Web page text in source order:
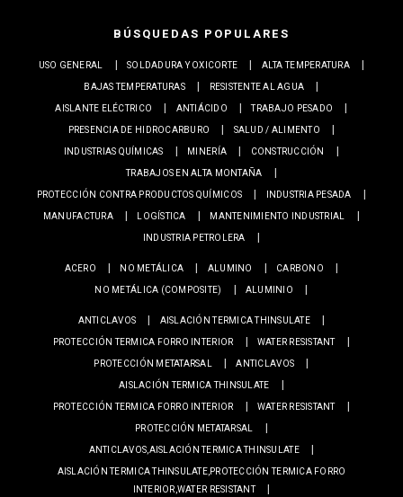
BÚSQUEDAS POPULARES
USO GENERAL SOLDADURA Y OXICORTE
ALTA TEMPERATURA
BAJAS TEMPERATURAS
RESISTENTE AL AGUA
AISLANTE ELÉCTRICO
ANTIÁCIDO
TRABAJO PESADO
PRESENCIA DE HIDROCARBURO
SALUD / ALIMENTO
INDUSTRIAS QUÍMICAS
MINERÍA
CONSTRUCCIÓN
TRABAJOS EN ALTA MONTAÑA
PROTECCIÓN CONTRA PRODUCTOS QUÍMICOS
INDUSTRIA PESADA
MANUFACTURA
LOGÍSTICA
MANTENIMIENTO INDUSTRIAL
INDUSTRIA PETROLERA
ACERO NO METÁLICA ALUMINO
CARBONO
NO METÁLICA (COMPOSITE)
ALUMINIO
ANTICLAVOS
AISLACIÓN TERMICA THINSULATE
PROTECCIÓN TERMICA FORRO INTERIOR
WATER RESISTANT
PROTECCIÓN METATARSAL
ANTICLAVOS
AISLACIÓN TERMICA THINSULATE
PROTECCIÓN TERMICA FORRO INTERIOR
WATER RESISTANT
PROTECCIÓN METATARSAL
ANTICLAVOS,AISLACIÓN TERMICA THINSULATE
AISLACIÓN TERMICA THINSULATE,PROTECCIÓN TERMICA FORRO
INTERIOR,WATER RESISTANT